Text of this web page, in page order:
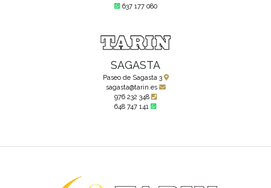
637 177 080
SAGASTA
Paseo de Sagasta 3
sagasta@tarin.es
976 232 348
648 747 141